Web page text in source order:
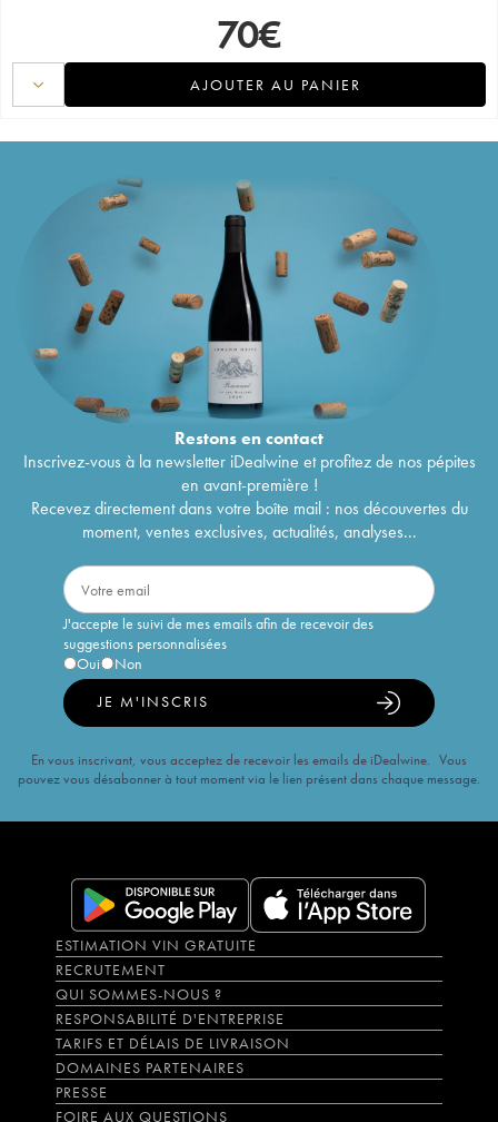
70€
AJOUTER AU PANIER
Restons encontact
Inscrivez-vous à la newsletter iDealwine et profitez de nos pépites
en avant-première !
Recevez directement dans votre boîte mail : nos découvertes du
moment, ventes exclusives, actualités, analyses...
J'accepte le suivi de mes emails afin de recevoir des
suggestions personnalisées
Oui
Non
JE M'INSCRIS
En vous inscrivant, vous acceptez de recevoir les emails de iDealwine. Vous
pouvez vous désabonner à tout moment via le lien présent dans chaque message.
ESTIMATION VIN GRATUITE
RECRUTEMENT
QUI SOMMES-NOUS ?
RESPONSABILITÉ D'ENTREPRISE
TARIFS ET DÉLAIS DE LIVRAISON
DOMAINES PARTENAIRES
PRESSE
FOIRE AUX QUESTIONS